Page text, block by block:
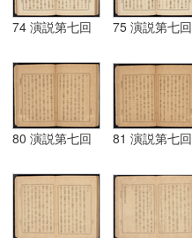
74 演説第七回 75 演説第七回
80 演説第七回 81 演説第七回